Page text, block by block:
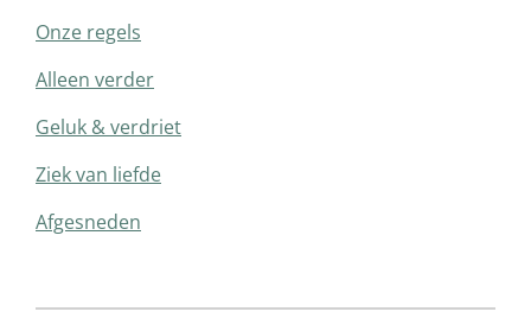
Onze regels
Alleen verder
Geluk & verdriet
Ziek van liefde
Afgesneden